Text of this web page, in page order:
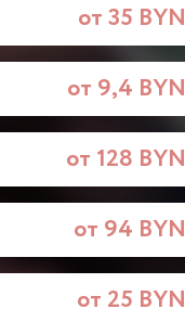
от 35 BYN
от 9,4 BYN
от 128 BYN
от 94 BYN
от 25 BYN